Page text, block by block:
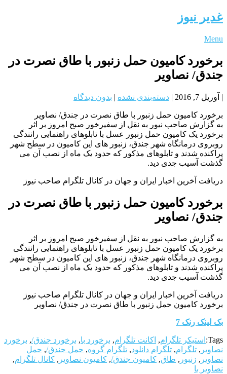
غدیر نیوز
Menu
برخورد کامیون حمل زنبور با طاق نصرت در
جندق/ نصاویر
| آوریل 7, 2016 | دسته‌بندی نشده | بدون دیدگاه
برخورد کامیون حمل زنبور با طاق نصرت در جندق/ نصاویر
به گزارش صاحب نیور به نقل از سفیرخور صبح امروز بر اثر
برخورد یک کامیون حمل زنبور عسل با تابلوهای راهنمایی رانندگی
روبروی درمانگاه شهر جندق، زنبور های این کامیون در سطح شهر
پراکنده شدند و تابلوهای مذکور که حدود یک ماه از نصب آن می
گذشت آسیب جدی دید.
دریافت آخرین اخبار ایران و جهان در کانال تلگرام صاحب نیوز
برخورد کامیون حمل زنبور با طاق نصرت در
جندق/ نصاویر
به گزارش صاحب نیور به نقل از سفیرخور صبح امروز بر اثر
برخورد یک کامیون حمل زنبور عسل با تابلوهای راهنمایی رانندگی
روبروی درمانگاه شهر جندق، زنبور های این کامیون در سطح شهر
پراکنده شدند و تابلوهای مذکور که حدود یک ماه از نصب آن می
گذشت آسیب جدی دید.
دریافت آخرین اخبار ایران و جهان در کانال تلگرام صاحب نیوز
برخورد کامیون حمل زنبور با طاق نصرت در جندق/ نصاویر
بک لینک رنک 7
Tags: استیکر تلگرام, اکانت تلگرام, برخورد با, برخورد جندق/, برخورد
نصاویر , تلگرام, تلگرام دانلود, تلگرام گروه, حمل جندق/, حمل
نصاویر , زنبور , طاق, کامیون جندق/, کامیون نصاویر , کانال تلگرام,
نصاویر با